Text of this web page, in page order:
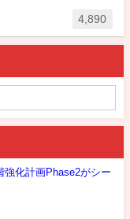
4,890
強化計画Phase2がシー